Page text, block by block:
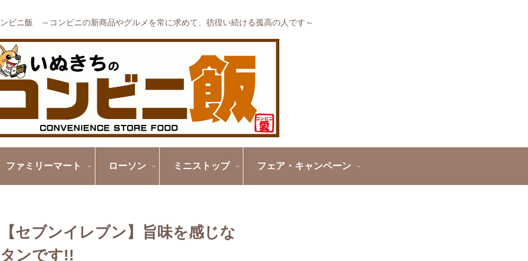
ビニ飯 ～コンビニの新商品やグルメを常に求めて、彷徨い続ける孤高の人です～
ファミリーマート ローソン ミニストップ フェア・キャンペーン
セブンイレブン】旨味を感じな
ンです!!